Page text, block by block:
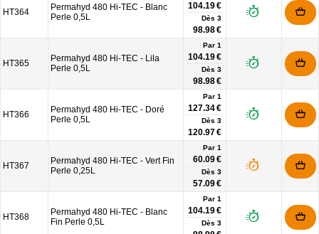
HT364
Permahyd 480 Hi-TEC - Blanc
Perle 0,5L
104.19 €
Dès 3
98.98 €
HT365
Permahyd 480 Hi-TEC - Lila
Perle 0,5L
Par 1
104.19 €
Dès 3
98.98 €
HT366
Permahyd 480 Hi-TEC - Doré
Perle 0,5L
Par 1
127.34 €
Dès 3
120.97 €
HT367
Permahyd 480 Hi-TEC - Vert Fin
Perle 0,25L
Par 1
60.09 €
Dès 3
57.09 €
HT368
Permahyd 480 Hi-TEC - Blanc
Fin Perle 0,5L
Par 1
104.19 €
Dès 3